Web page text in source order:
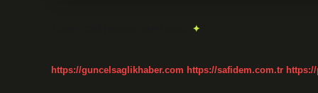
https://guncelsaglikhaber.com https://safidem.com.tr